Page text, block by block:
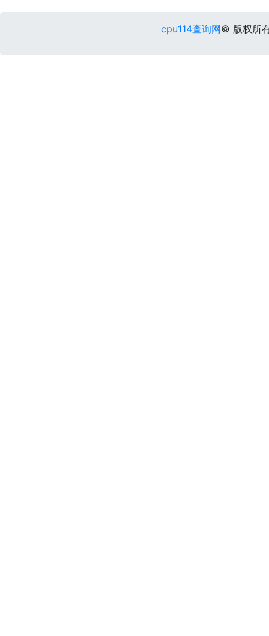
cpu114查询网© 版权所